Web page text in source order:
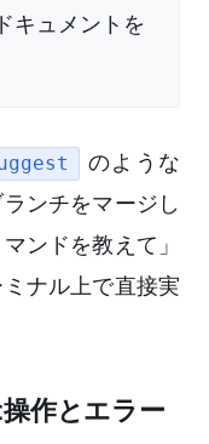
キュメントを
のような
ンチをマージし
ンドを教えて」
ナル上で直接実
作とエラー